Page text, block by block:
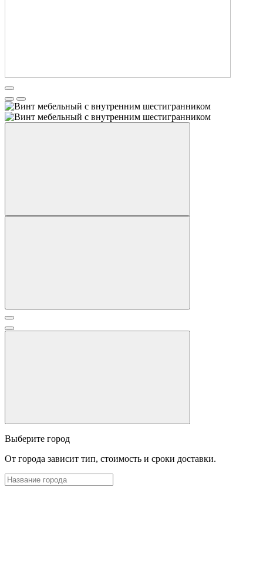
Выберите город
От города зависит тип, стоимость и сроки доставки.